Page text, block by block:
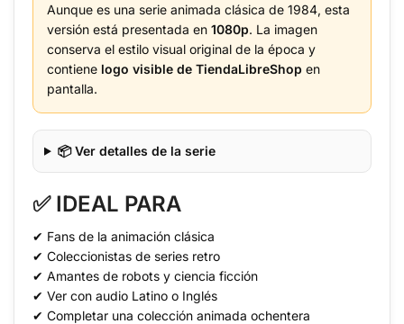
Aunque es una serie animada clásica de 1984, esta
versión está presentada en 1080p. La imagen
conserva el estilo visual original de la época y
contiene logo visible de TiendaLibreShop en
pantalla.
📦 Ver detalles de la serie
✅ IDEAL PARA
✔ Fans de la animación clásica
✔ Coleccionistas de series retro
✔ Amantes de robots y ciencia ficción
✔ Ver con audio Latino o Inglés
✔ Completar una colección animada ochentera